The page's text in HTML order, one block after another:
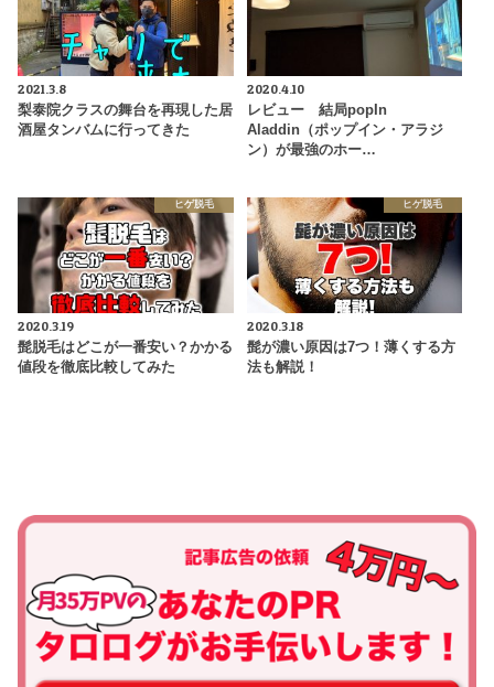
2021.3.8
梨泰院クラスの舞台を再現した居
酒屋タンバムに行ってきた
2020.4.10
レビュー 結局popIn
Aladdin（ポップイン・アラジ
ン）が最強のホー…
ヒゲ脱毛
2020.3.19
髭脱毛はどこが一番安い？かかる
値段を徹底比較してみた
ヒゲ脱毛
2020.3.18
髭が濃い原因は7つ！薄くする方
法も解説！